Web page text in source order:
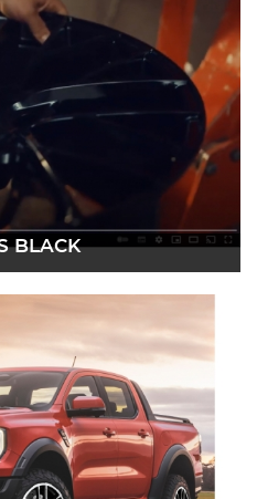
BLACK
Leer más